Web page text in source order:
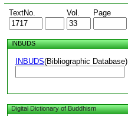
TextNo. Vol. Page
INBUDS
INBUDS(Bibliographic Database)
Digital Dictionary of Buddhism